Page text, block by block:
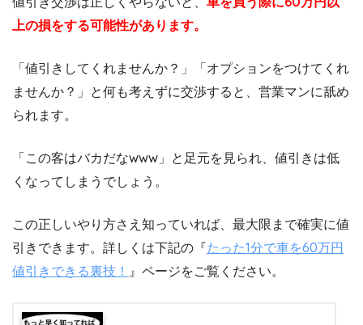
上の損をする可能性があります。
「値引きしてくれませんか？」「オプションをつけてくれ
ませんか？」と何も考えずに交渉すると、営業マンに舐め
られます。
「この客はバカだなwww」と足元を見られ、値引きは低
くなってしまうでしょう。
この正しいやり方さえ知っていれば、最大限まで確実に値
引きできます。詳しくは下記の『たった1分で車を60万円
値引きできる裏技！ 』ページをご覧ください。